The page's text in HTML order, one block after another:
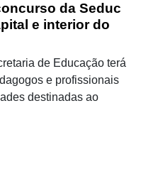
da Seduc
e interior do
de Educação terá
e profissionais
destinadas ao